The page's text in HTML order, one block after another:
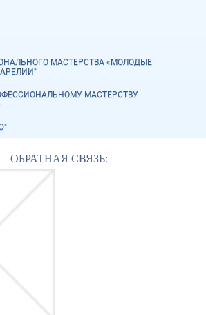
МАСТЕРСТВА «МОЛОДЫЕ
МАСТЕРСТВУ
ОБРАТНАЯ СВЯЗЬ: